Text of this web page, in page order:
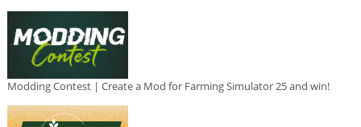
Modding Contest | Create a Mod for Farming Simulator 25 and win!